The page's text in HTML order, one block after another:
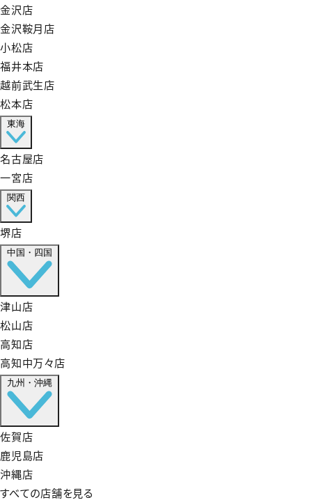
金沢店
金沢鞍月店
小松店
福井本店
越前武生店
松本店
東海
名古屋店
一宮店
関西
堺店
中国・四国
津山店
松山店
高知店
高知中万々店
九州・沖縄
佐賀店
鹿児島店
沖縄店
すべての店舗を見る